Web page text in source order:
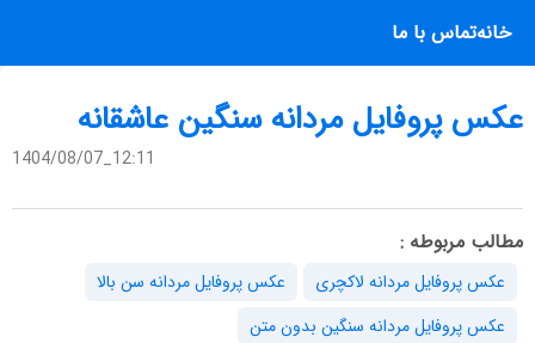
خانهتماس با ما
عکس پروفایل مردانه سنگین عاشقانه
1404/08/07_12:11
مطالب مربوطه :
عکس پروفایل مردانه لاکچری
عکس پروفایل مردانه سن بالا
عکس پروفایل مردانه سنگین بدون متن